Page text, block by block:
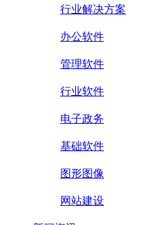
行业解决方案
办公软件
管理软件
行业软件
电子政务
基础软件
图形图像
网站建设